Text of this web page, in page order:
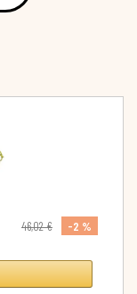
46,02 €
-2 %